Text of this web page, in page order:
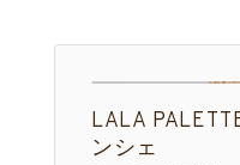
LALA
ンシェ